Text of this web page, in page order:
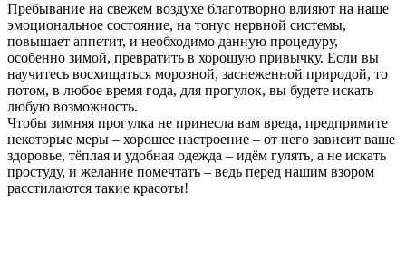
Пребывание на свежем воздухе благотворно влияют на наше
эмоциональное состояние, на тонус нервной системы,
повышает аппетит, и необходимо данную процедуру,
особенно зимой, превратить в хорошую привычку. Если вы
научитесь восхищаться морозной, заснеженной природой, то
потом, в любое время года, для прогулок, вы будете искать
любую возможность.
Чтобы зимняя прогулка не принесла вам вреда, предпримите
некоторые меры – хорошее настроение – от него зависит ваше
здоровье, тёплая и удобная одежда – идём гулять, а не искать
простуду, и желание помечтать – ведь перед нашим взором
расстилаются такие красоты!